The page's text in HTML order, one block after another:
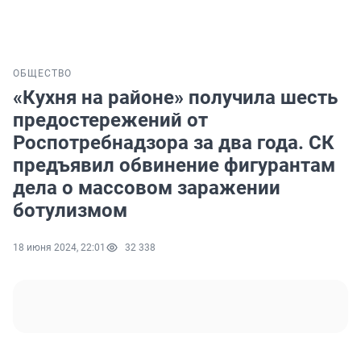
ОБЩЕСТВО
«Кухня на районе» получила шесть
предостережений от
Роспотребнадзора за два года. СК
предъявил обвинение фигурантам
дела о массовом заражении
ботулизмом
18 июня 2024, 22:01 32 338